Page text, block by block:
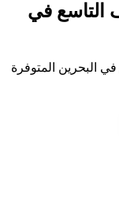
التاسع في
البحرين المتوفرة